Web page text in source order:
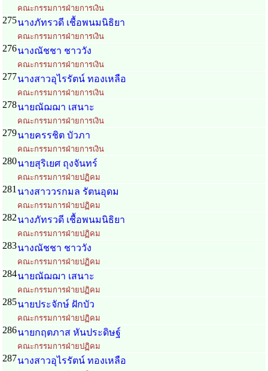
คณะกรรมการฝ่ายการเงิน
275นางภัทรวดี เชื้อพนมนิธิยา
คณะกรรมการฝ่ายการเงิน
276นางณัชชา ชาววัง
คณะกรรมการฝ่ายการเงิน
277นางสาวอุไรรัตน์ ทองเหลือ
คณะกรรมการฝ่ายการเงิน
278นายณัฌฌา เสนาะ
คณะกรรมการฝ่ายการเงิน
279นายครรชิต บัวภา
คณะกรรมการฝ่ายการเงิน
280นายสุริเยศ ถุงจันทร์
คณะกรรมการฝ่ายปฏิคม
281 นางสาววรกมล รัตนอุดม
คณะกรรมการฝ่ายปฏิคม
282นางภัทรวดี เชื้อพนมนิธิยา
คณะกรรมการฝ่ายปฏิคม
283นางณัชชา ชาววัง
คณะกรรมการฝ่ายปฏิคม
284นายณัฌฌา เสนาะ
คณะกรรมการฝ่ายปฏิคม
285นายประจักษ์ ฝักบัว
คณะกรรมการฝ่ายปฏิคม
286นายกฤตภาส หันประดิษฐ์
คณะกรรมการฝ่ายปฏิคม
287นางสาวอุไรรัตน์ ทองเหลือ